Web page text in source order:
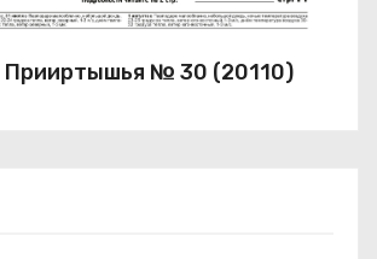
Прииртышья № 30 (20110)